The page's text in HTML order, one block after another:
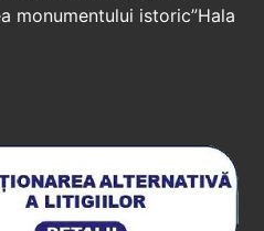
monumentului istoric”Hala